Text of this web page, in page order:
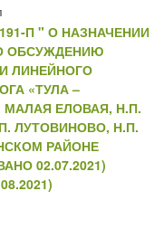
П " О НАЗНАЧЕНИИ
ОБСУЖДЕНИЮ
ЛИНЕЙНОГО
«ТУЛА –
ЕЛОВАЯ, Н.П.
ЛУТОВИНОВО, Н.П.
РАЙОНЕ
02.07.2021)